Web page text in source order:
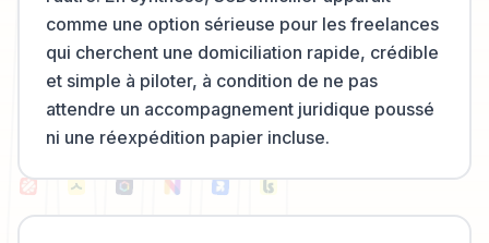
comme une option sérieuse pour les freelances
qui cherchent une domiciliation rapide, crédible
et simple à piloter, à condition de ne pas
attendre un accompagnement juridique poussé
ni une réexpédition papier incluse.